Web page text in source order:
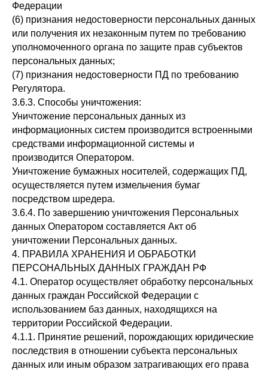
Федерации
(6) признания недостоверности персональных данных
или получения их незаконным путем по требованию
уполномоченного органа по защите прав субъектов
персональных данных;
(7) признания недостоверности ПД по требованию
Регулятора.
3.6.3. Способы уничтожения:
Уничтожение персональных данных из
информационных систем производится встроенными
средствами информационной системы и
производится Оператором.
Уничтожение бумажных носителей, содержащих ПД,
осуществляется путем измельчения бумаг
посредством шредера.
3.6.4. По завершению уничтожения Персональных
данных Оператором составляется Акт об
уничтожении Персональных данных.
4. ПРАВИЛА ХРАНЕНИЯ И ОБРАБОТКИ
ПЕРСОНАЛЬНЫХ ДАННЫХ ГРАЖДАН РФ
4.1. Оператор осуществляет обработку персональных
данных граждан Российской Федерации с
использованием баз данных, находящихся на
территории Российской Федерации.
4.1.1. Принятие решений, порождающих юридические
последствия в отношении субъекта персональных
данных или иным образом затрагивающих его права